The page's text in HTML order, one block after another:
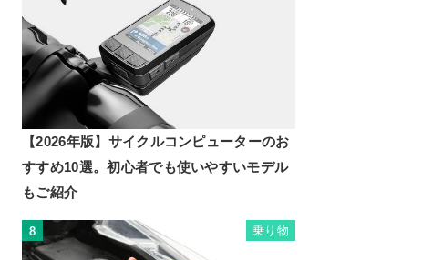
【2026年版】サイクルコンピューターのお
すすめ10選。初心者でも使いやすいモデル
もご紹介
8 乗り物